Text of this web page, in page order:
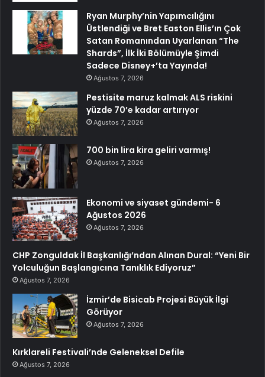
Ryan Murphy’nin Yapımcılığını
Üstlendiği ve Bret Easton Ellis’ın Çok
Satan Romanından Uyarlanan “The
Shards”, İlk İki Bölümüyle Şimdi
Sadece Disney+’ta Yayında!
Ağustos 7, 2026
Pestisite maruz kalmak ALS riskini
yüzde 70’e kadar artırıyor
Ağustos 7, 2026
700 bin lira kira geliri varmış!
Ağustos 7, 2026
Ekonomi ve siyaset gündemi- 6
Ağustos 2026
Ağustos 7, 2026
CHP Zonguldak İl Başkanlığı’ndan Alınan Dural: “Yeni Bir
Yolculuğun Başlangıcına Tanıklık Ediyoruz”
Ağustos 7, 2026
İzmir’de Bisicab Projesi Büyük İlgi
Görüyor
Ağustos 7, 2026
Kırklareli Festivali’nde Geleneksel Defile
Ağustos 7, 2026